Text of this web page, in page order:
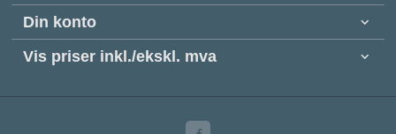
Din konto
Vis priser inkl./ekskl. mva